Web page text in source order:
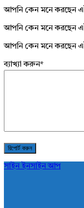
আপনি কেন মনে করছেন এই
আপনি কেন মনে করছেন এই
আপনি কেন মনে করছেন এই
ব্যাখ্যা করুন*
সাইন ইনসাইন আপ